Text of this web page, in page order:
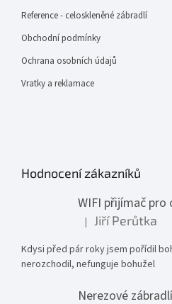
Reference - celoskleněné zábradlí
Obchodní podmínky
Ochrana osobních údajů
Vratky a reklamace
Hodnocení zákazníků
WIFI přijímač pro
Hodnocení produktu
| Jiří Perůtka
Kdysi před pár roky jsem pořídil
nerozchodil, nefunguje bohužel